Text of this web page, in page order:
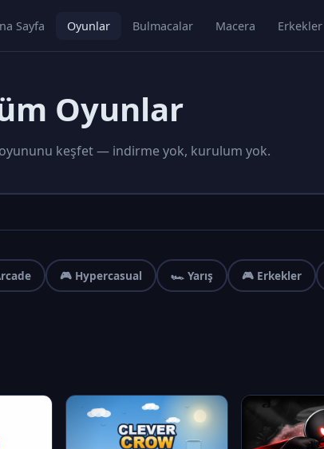
Sayfa Oyunlar Bulmacalar Macera Erkekler
Oyunlar
keşfet — indirme yok, kurulum yok.
🎮 Hypercasual 🏎️ Yarış 🎮 Erkekler